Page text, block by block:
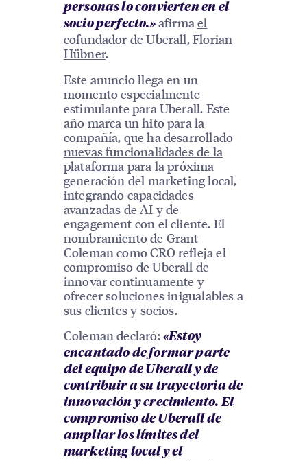
personas lo convierten en el
socio perfecto.»afirmael
cofundador de Uberall, Florian
Hübner.
Este anuncio llega en un
momento especialmente
estimulante para Uberall. Este
año marca un hito para la
compañía, que ha desarrollado
nuevas funcionalidades de la
plataforma para la próxima
generación del marketing local,
integrando capacidades
avanzadas de AI y de
engagement con el cliente. El
nombramiento de Grant
Coleman como CRO refleja el
compromiso de Uberall de
innovar continuamente y
ofrecer soluciones inigualables a
sus clientes y socios.
Coleman declaró: «Estoy
encantado de formar parte
del equipo de Uberall y de
contribuir a su trayectoria de
innovación y crecimiento. El
compromiso de Uberall de
ampliar los límites del
marketing local y el